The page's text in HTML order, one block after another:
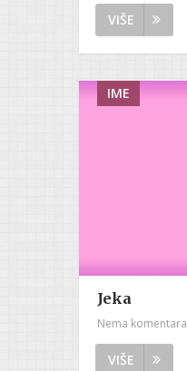
VIŠE
IME
Jeka
Nema komentara
VIŠE